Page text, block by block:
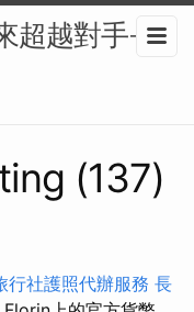
超越對手-
(137)
行社護照代辦服務 長